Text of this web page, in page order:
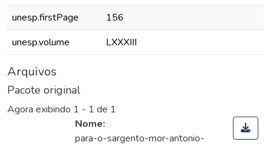
unesp.firstPage
156
unesp.volume
LXXXIII
Arquivos
Pacote original
Agora exibindo 1 - 1 de 1
Nome:
para-o-sargento-mor-antonio-